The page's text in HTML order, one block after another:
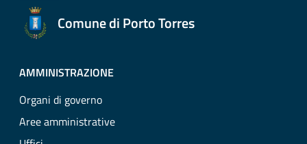
Comune di Porto Torres
AMMINISTRAZIONE
Organi di governo
Aree amministrative